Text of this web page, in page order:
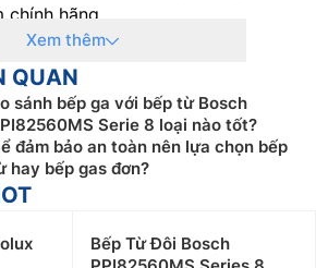
chính hãng
Bếp Gas Âm thuận tiện, bằng
chuyển khoản
miễn phí, hỗ trợ kỹ thuật, hướng
khách hàng vui lòng liên hệ:
có như cầu mua Bếp Gas Âm số
lý bán buôn vui lòng liên hệ:
hỗ trợ tốt nhất
Xem thêm
QUAN
sánh bếp ga với bếp từ Bosch
Serie 8 loại nào tốt?
đảm bảo an toàn nên lựa chọn bếp
hay bếp gas đơn?
Bếp Từ Đôi Bosch